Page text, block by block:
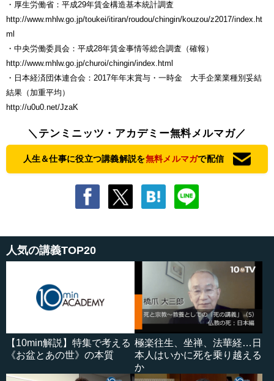
・厚生労働省：平成29年賃金構造基本統計調査
http://www.mhlw.go.jp/toukei/itiran/roudou/chingin/kouzou/z2017/index.ht
ml
・中央労働委員会：平成28年賃金事情等総合調査（確報）
http://www.mhlw.go.jp/churoi/chingin/index.html
・日本経済団体連合会：2017年年末賞与・一時金 大手企業業種別妥結
結果（加重平均）
http://u0u0.net/JzaK
＼テンミニッツ・アカデミー無料メルマガ／
人生＆仕事に役立つ講義解説を無料メルマガで配信
人気の講義TOP20
【10min解説】特集で考える
《お盆とあの世》の本質
極楽往生、坐禅、法華経…日
本人はいかに死を乗り越える
か